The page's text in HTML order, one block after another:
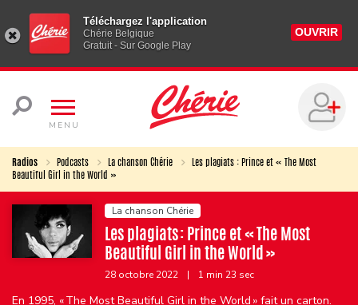
Téléchargez l'application
Chérie Belgique
Gratuit - Sur Google Play
OUVRIR
MENU
Radios Podcasts La chanson Chérie
Les plagiats : Prince et « The Most
Beautiful Girl in the World »
La chanson Chérie
Les plagiats : Prince et « The Most
Beautiful Girl in the World »
28 octobre 2022 | 1 min 23 sec
En 1995, « The Most Beautiful Girl in the World » fait un carton.